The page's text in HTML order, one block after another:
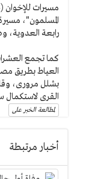
مسيرات للإخوان
المسلمون"،
رابعة العدوية،
كما تجمع
العياط بطريق
بشلل مرورى،
القرى
لمطالعة الخبر على
أخبار مرتبطة